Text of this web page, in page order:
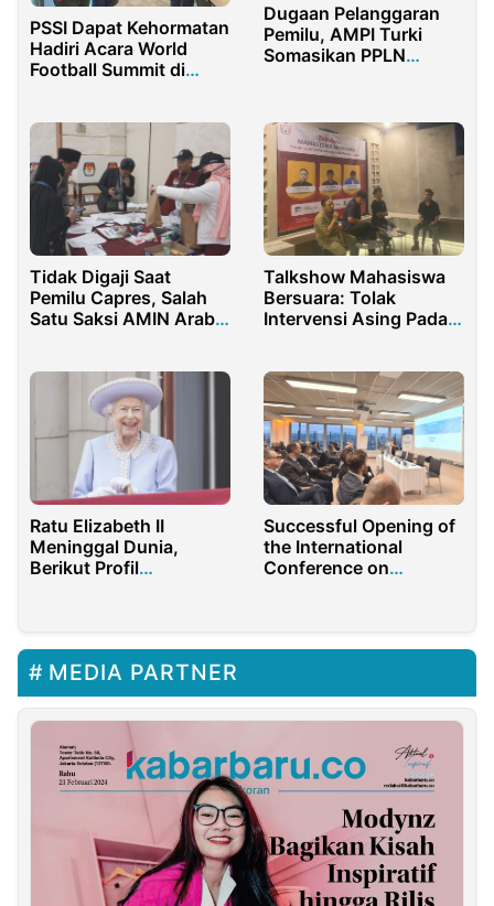
PSSI Dapat Kehormatan
Hadiri Acara World
Football Summit di
Dugaan Pelanggaran
Pemilu, AMPI Turki
Somasikan PPLN
Tidak Digaji Saat
Pemilu Capres, Salah
Satu Saksi AMIN Arab
Talkshow Mahasiswa
Bersuara: Tolak
Intervensi Asing Pada
Ratu Elizabeth II
Meninggal Dunia,
Berikut Profil
Successful Opening of
the International
Conference on
Europe
MEDIA PARTNER